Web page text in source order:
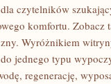
czytelników
komfortu. Zobacz
Wyróżnikiem
jednego typu
regenerację,